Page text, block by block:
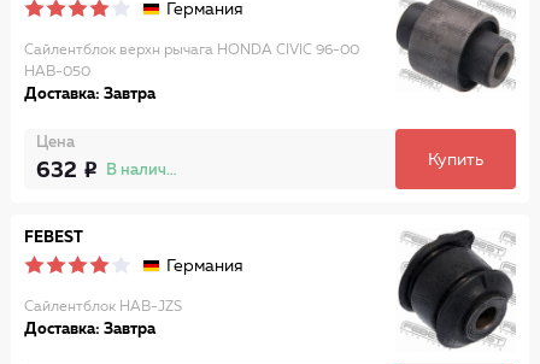
Германия
Сайлентблок верхн рычага HONDA CIVIC 96-00
HAB-050
Доставка: Завтра
Цена
632 В наличии
Купить
FEBEST
Германия
Сайлентблок HAB-JZS
Доставка: Завтра